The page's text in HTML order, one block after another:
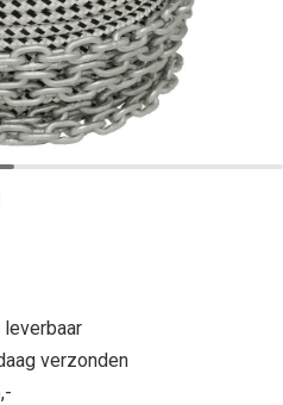
verzonden